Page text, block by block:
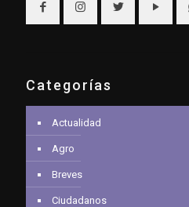
Categorías
Actualidad
Agro
Breves
Ciudadanos